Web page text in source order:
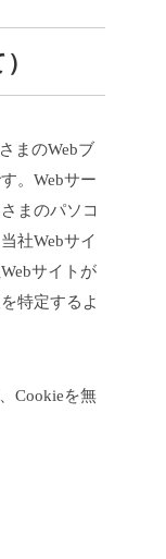
まのWebブ
。Webサー
まのパソコ
社Webサイ
サイトが
特定するよ
Cookieを無